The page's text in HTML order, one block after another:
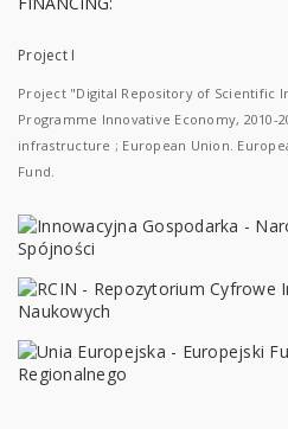
Project I
Project "Digital Repository of Scientific
Programme Innovative Economy, 2010-
infrastructure ; European Union.
Fund.